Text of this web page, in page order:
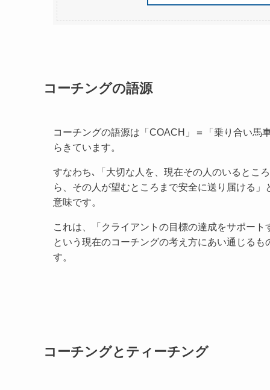
コーチングの語源
コーチングの語源は「COACH」＝「乗り合い馬
らきています。
すなわち､「大切な人を、現在その人のいるとこ
ら、その人が望むところまで安全に送り届ける」
意味です。
これは、「クライアントの目標の達成をサポート
という現在のコーチングの考え方にあい通じるも
す。
コーチングとティーチング